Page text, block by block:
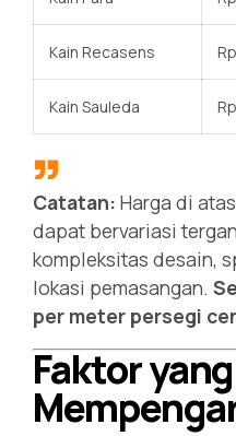
Kain Recasens
Kain Sauleda
Catatan: Harga di
dapat bervariasi
kompleksitas desain,
lokasi pemasangan.
per meter persegi
Faktor yang